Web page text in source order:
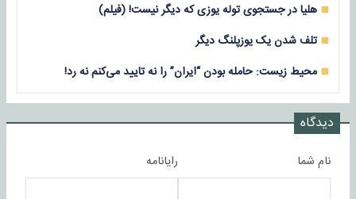
هلیا در جستجوی توله یوزی که دیگر نیست! (فیلم)
تلف شدن یک یوزپلنگ دیگر
محیط زیست: حامله بودن “ایران” را نه تایید می‌کنم نه رد!
دیدگاه
نام شما رایانامه